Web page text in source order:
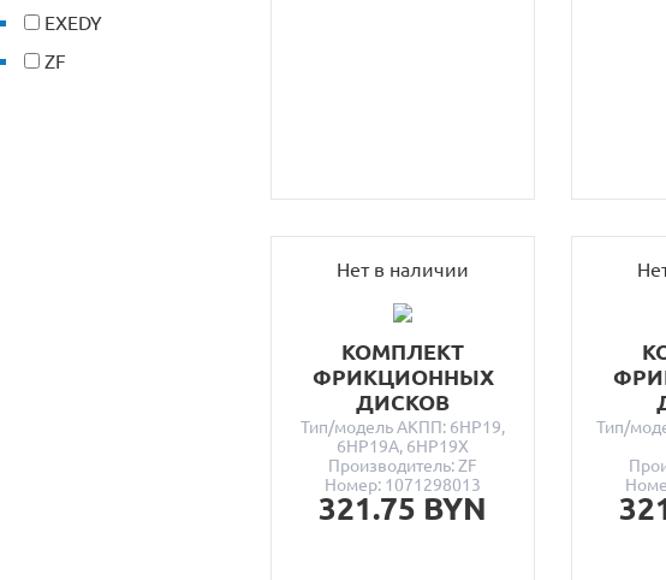
EXEDY
ZF
Нет в наличии
КОМПЛЕКТ
ФРИКЦИОННЫХ
ДИСКОВ
Тип/модель АКПП: 6HP19,
6HP19A, 6HP19X
Производитель: ZF
Номер: 1071298013
321.75 BYN
Тип/